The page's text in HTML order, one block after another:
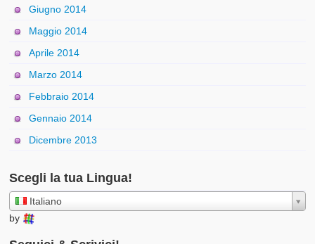
Giugno 2014
Maggio 2014
Aprile 2014
Marzo 2014
Febbraio 2014
Gennaio 2014
Dicembre 2013
Scegli la tua Lingua!
Italiano
by